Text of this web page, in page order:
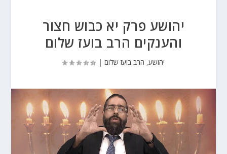
יהושע פרק יא כבוש חצור
והענקים הרב בועז שלום
יהושע, הרב בועז שלום |